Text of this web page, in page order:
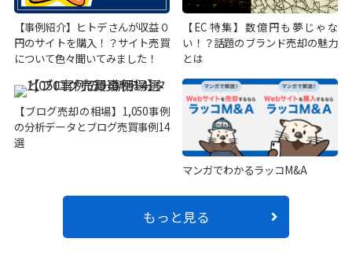
【事例紹介】ヒトデさんが収益０
円のサイトを購入！？サイト売買
について色々聞いてみました！
【EC特集】数億円も夢じゃな
い！？話題のブランド売却の魅力
とは
【ブログ売却の相場】1,050事例
の分析データとブログ売買事例14
選
マンガでわかるラッコM&A
もっと見る